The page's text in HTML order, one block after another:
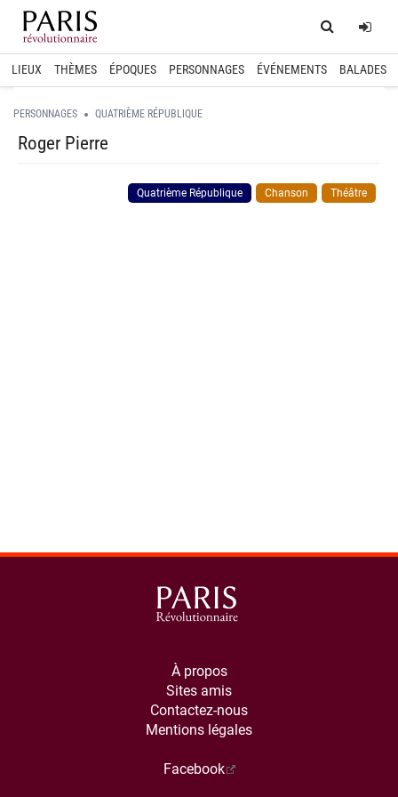
Home
LIEUX THÈMES ÉPOQUES PERSONNAGES ÉVÉNEMENTS BALADES
PERSONNAGES QUATRIÈME RÉPUBLIQUE
Roger Pierre
Quatrième République Chanson Théâtre
À propos
Sites amis
Contactez-nous
Mentions légales
Facebook